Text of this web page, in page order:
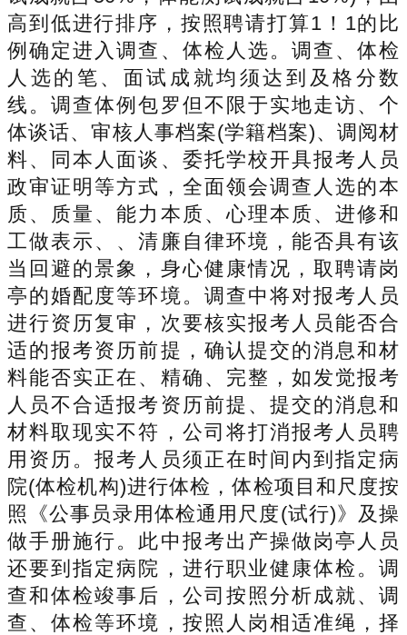
高到低进行排序，按照聘请打算1！1的比
例确定进入调查、体检人选。调查、体检
人选的笔、面试成就均须达到及格分数
线。调查体例包罗但不限于实地走访、个
体谈话、审核人事档案(学籍档案)、调阅材
料、同本人面谈、委托学校开具报考人员
政审证明等方式，全面领会调查人选的本
质、质量、能力本质、心理本质、进修和
工做表示、、清廉自律环境，能否具有该
当回避的景象，身心健康情况，取聘请岗
亭的婚配度等环境。调查中将对报考人员
进行资历复审，次要核实报考人员能否合
适的报考资历前提，确认提交的消息和材
料能否实正在、精确、完整，如发觉报考
人员不合适报考资历前提、提交的消息和
材料取现实不符，公司将打消报考人员聘
用资历。报考人员须正在时间内到指定病
院(体检机构)进行体检，体检项目和尺度按
照《公事员录用体检通用尺度(试行)》及操
做手册施行。此中报考出产操做岗亭人员
还要到指定病院，进行职业健康体检。调
查和体检竣事后，公司按照分析成就、调
查、体检等环境，按照人岗相适准绳，择